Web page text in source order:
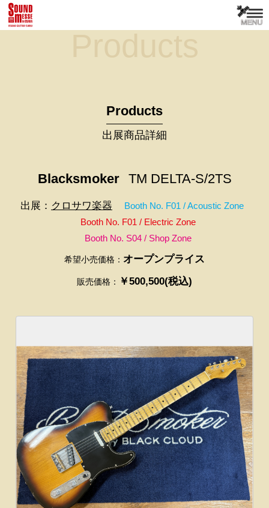
Products
Products
出展商品詳細
Blacksmoker TM DELTA-S/2TS
出展： クロサワ楽器
Booth No. F01 / Acoustic Zone
Booth No. F01 / Electric Zone
Booth No. S04 / Shop Zone
希望小売価格： オープンプライス
販売価格： ￥500,500(税込)